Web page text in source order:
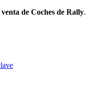
venta de Coches de Rally.